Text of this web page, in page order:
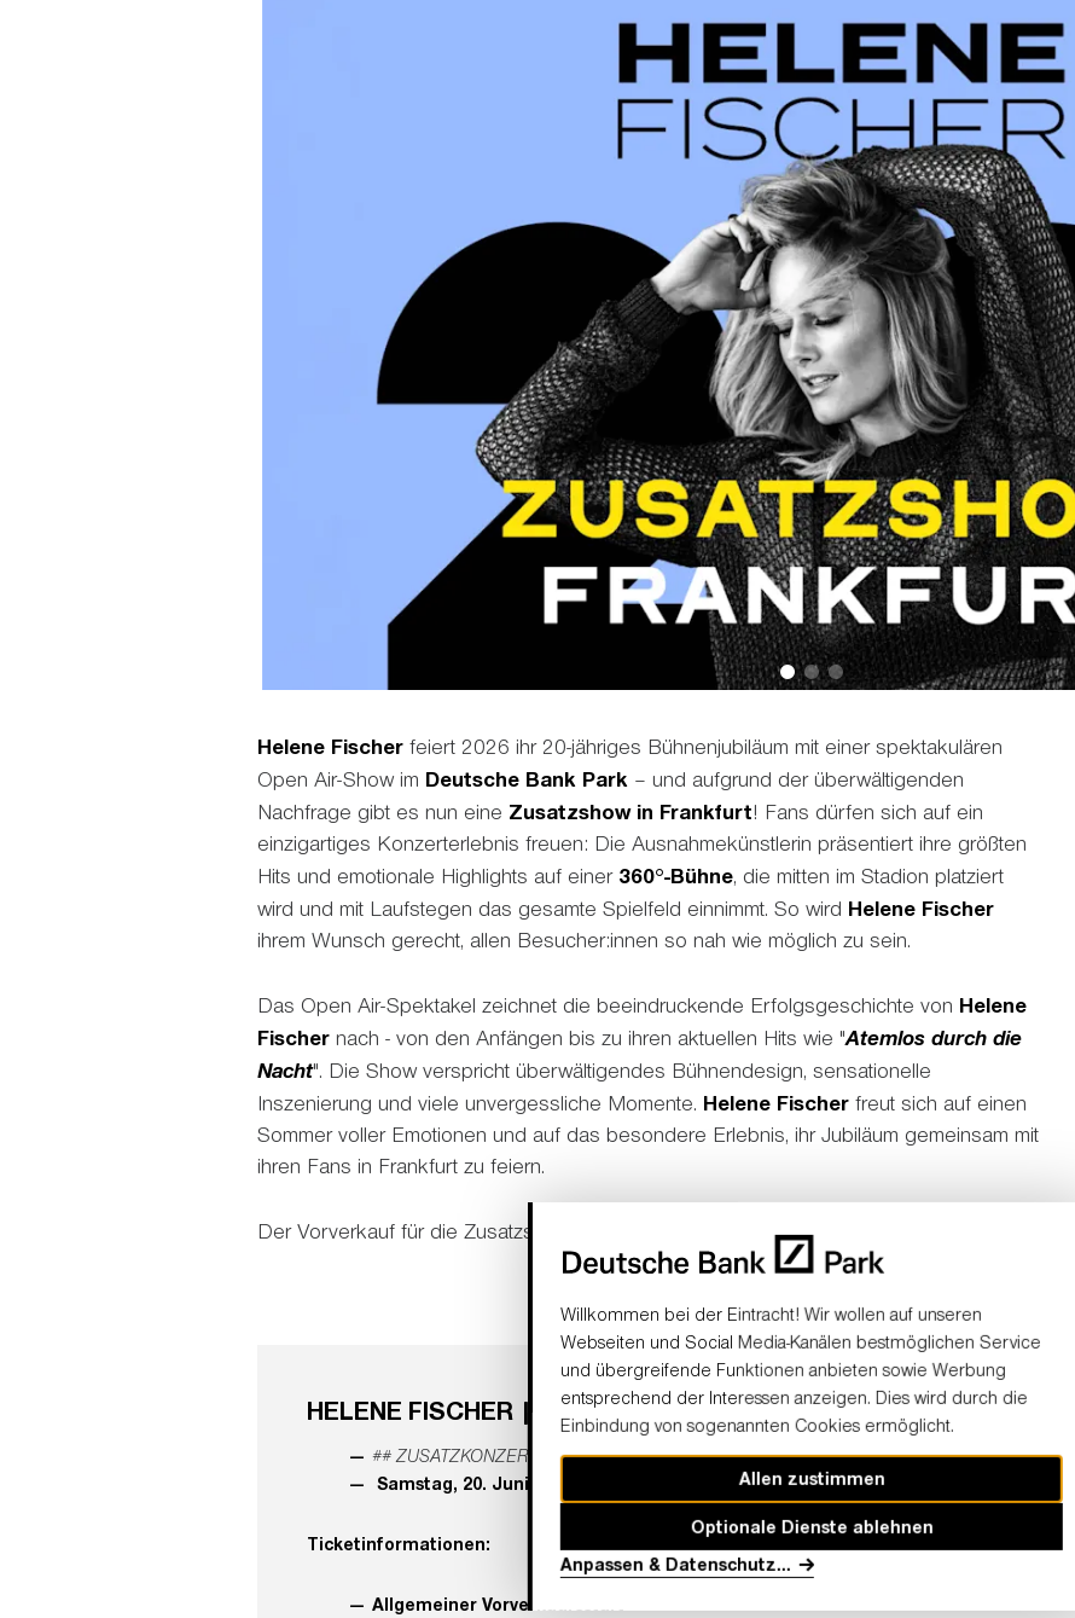
Helene Fischer feiert 2026 ihr 20-jähriges Bühnenjubiläum mit einer spektakulären
Open Air-Show im Deutsche Bank Park – und aufgrund der überwältigenden
Nachfrage gibt es nun eine Zusatzshow in Frankfurt! Fans dürfen sich auf ein
einzigartiges Konzerterlebnis freuen: Die Ausnahmekünstlerin präsentiert ihre größten
Hits und emotionale Highlights auf einer 360°-Bühne, die mitten im Stadion platziert
wird und mit Laufstegen das gesamte Spielfeld einnimmt. So wird Helene Fischer
ihrem Wunsch gerecht, allen Besucher:innen so nah wie möglich zu sein.
Das Open Air-Spektakel zeichnet die beeindruckende Erfolgsgeschichte von Helene
Fischer nach - von den Anfängen bis zu ihren aktuellen Hits wie "Atemlos durch die
Nacht". Die Show verspricht überwältigendes Bühnendesign, sensationelle
Inszenierung und viele unvergessliche Momente. Helene Fischer freut sich auf einen
Sommer voller Emotionen und auf das besondere Erlebnis, ihr Jubiläum gemeinsam mit
ihren Fans in Frankfurt zu feiern.
Der Vorverkauf für die Zusatzshow im Deutsche Bank Parkstartet in Kürze.
HELENE FISCHER | 360° STADION TOUR 2026
## ZUSATZKONZERT ##Freitag, 19. Juni 2026// Deutsche Bank Park
Samstag, 20. Juni 2026
// Deutsche Bank Park
Ticketinformationen:
Allgemeiner Vorverkaufsstart
Willkommen bei der Eintracht! Wir wollen auf unseren
Webseiten und Social Media-Kanälen bestmöglichen Service
und übergreifende Funktionen anbieten sowie Werbung
entsprechend der Interessen anzeigen. Dies wird durch die
Einbindung von sogenannten Cookies ermöglicht.
Allen zustimmen
Optionale Dienste ablehnen
Anpassen & Datenschutz...